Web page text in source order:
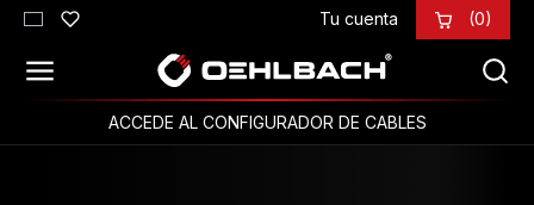
Saltar al contenido principal Tu cuenta (0)
ACCEDE AL CONFIGURADOR DE CABLES